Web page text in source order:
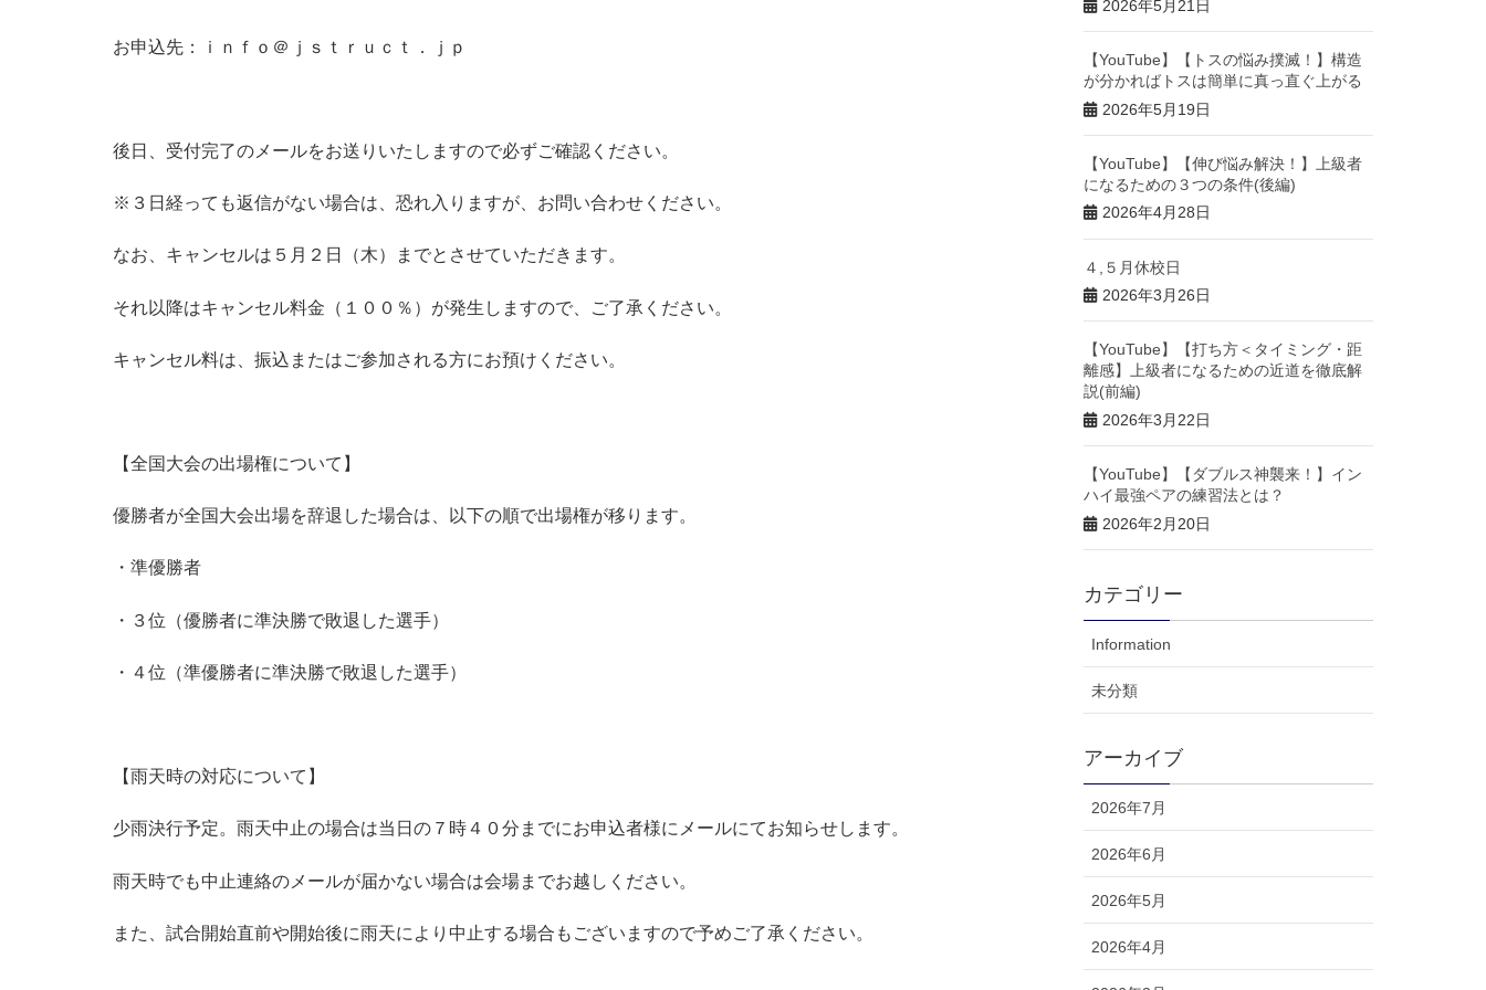
お申込先：ｉｎｆｏ＠ｊｓｔｒｕｃｔ．ｊｐ
後日、受付完了のメールをお送りいたしますので必ずご確認ください。
※３日経っても返信がない場合は、恐れ入りますが、お問い合わせください。
なお、キャンセルは５月２日（木）までとさせていただきます。
それ以降はキャンセル料金（１００％）が発生しますので、ご了承ください。
キャンセル料は、振込またはご参加される方にお預けください。
【全国大会の出場権について】
優勝者が全国大会出場を辞退した場合は、以下の順で出場権が移ります。
・準優勝者
・３位（優勝者に準決勝で敗退した選手）
・４位（準優勝者に準決勝で敗退した選手）
【雨天時の対応について】
少雨決行予定。雨天中止の場合は当日の７時４０分までにお申込者様にメールにてお知らせします。
雨天時でも中止連絡のメールが届かない場合は会場までお越しください。
また、試合開始直前や開始後に雨天により中止する場合もございますので予めご了承ください。
2026年5月21日
【YouTube】【トスの悩み撲滅！】構造
が分かればトスは簡単に真っ直ぐ上がる
2026年5月19日
【YouTube】【伸び悩み解決！】上級者
になるための３つの条件(後編)
2026年4月28日
４,５月休校日
2026年3月26日
【YouTube】【打ち方＜タイミング・距
離感】上級者になるための近道を徹底解
説(前編)
2026年3月22日
【YouTube】【ダブルス神襲来！】イン
ハイ最強ペアの練習法とは？
2026年2月20日
カテゴリー
Information
未分類
アーカイブ
2026年7月
2026年6月
2026年5月
2026年4月